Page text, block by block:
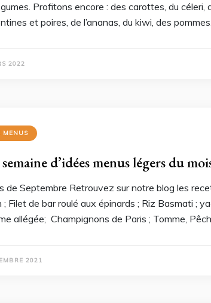
Profitons encore : des carottes, du
et poires, de l’ananas, du kiwi, des
2022
MENUS
d’idées menus légers du
de Septembre Retrouvez sur notre blog les
; Filet de bar roulé aux épinards ; Riz Basmati ;
allégée; Champignons de Paris ; Tomme,
2021